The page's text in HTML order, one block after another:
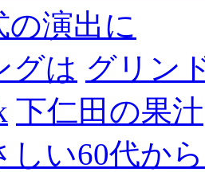
の演出に
グは グリン
下仁田の果汁
い60代から